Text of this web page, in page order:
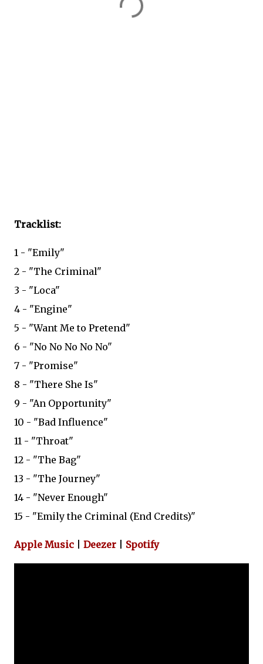
Tracklist:
1 - "Emily"
2 - "The Criminal"
3 - "Loca"
4 - "Engine"
5 - "Want Me to Pretend"
6 - "No No No No No"
7 - "Promise"
8 - "There She Is"
9 - "An Opportunity"
10 - "Bad Influence"
11 - "Throat"
12 - "The Bag"
13 - "The Journey"
14 - "Never Enough"
15 - "Emily the Criminal (End Credits)"
Apple Music Deezer Spotify